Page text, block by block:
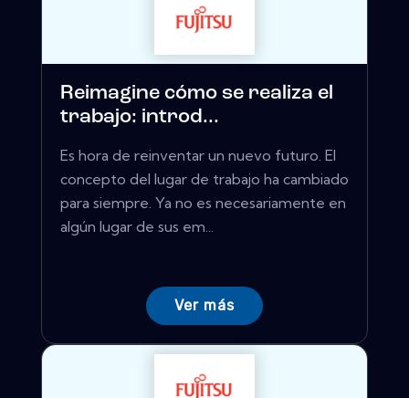
Reimagine cómo se realiza el
trabajo: introd...
Es hora de reinventar un nuevo futuro. El
concepto del lugar de trabajo ha cambiado
para siempre. Ya no es necesariamente en
algún lugar de sus em...
Ver más